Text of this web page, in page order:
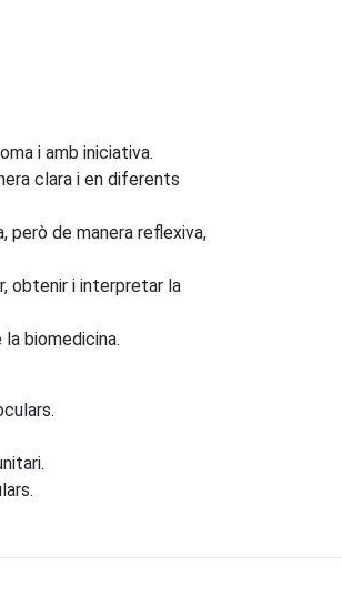
i amb iniciativa.
clara i en diferents
però de manera reflexiva,
obtenir i interpretar la
biomedicina.